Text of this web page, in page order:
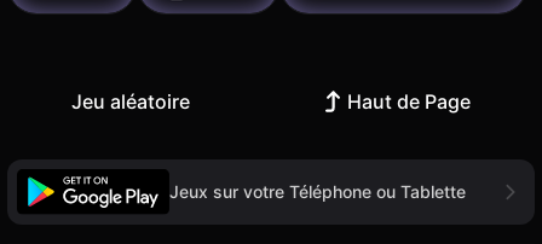
Jeu aléatoire Haut de Page
Jeux sur votre Téléphone ou Tablette